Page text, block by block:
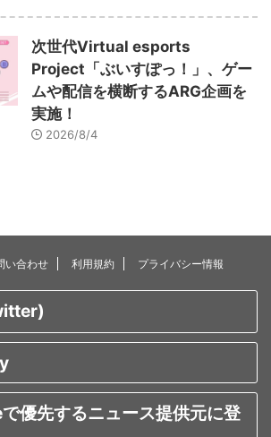
次世代Virtual esports
Project「ぶいすぽっ！」、ゲー
ムや配信を横断するARG企画を
実施！
2026/8/4
い合わせ 利用規約 プライバシー情報
優先するニュース提供元に登